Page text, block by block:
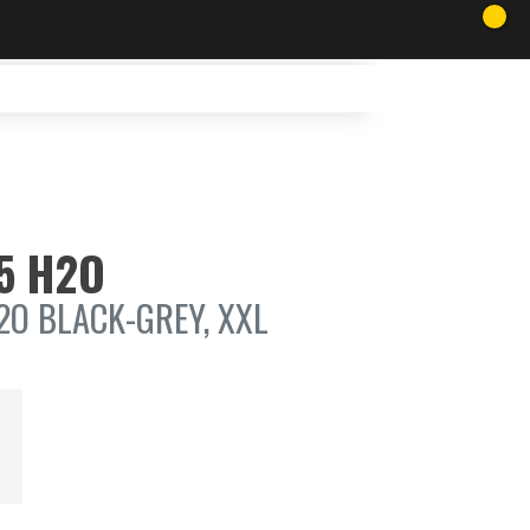
H2O
BLACK-GREY, XXL